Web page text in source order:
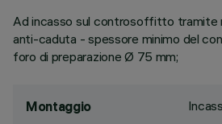
Ad incasso sul controsoffitto tramite
anti-caduta - spessore minimo del
foro di preparazione Ø 75 mm;
Montaggio